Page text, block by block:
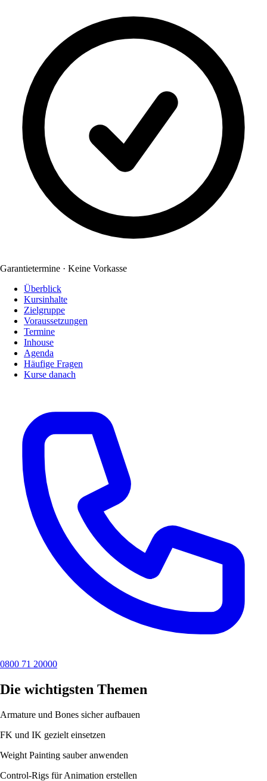
Garantietermine · Keine Vorkasse
Überblick
Kursinhalte
Zielgruppe
Voraussetzungen
Termine
Inhouse
Agenda
Häufige Fragen
Kurse danach
0800 71 20000
Die wichtigsten Themen
Armature und Bones sicher aufbauen
FK und IK gezielt einsetzen
Weight Painting sauber anwenden
Control-Rigs für Animation erstellen